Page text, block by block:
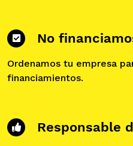
No
Ordenamos tu empresa
financiamientos.
Responsable